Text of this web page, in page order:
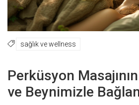
sağlık ve wellness
Perküsyon
ve Beynimizle